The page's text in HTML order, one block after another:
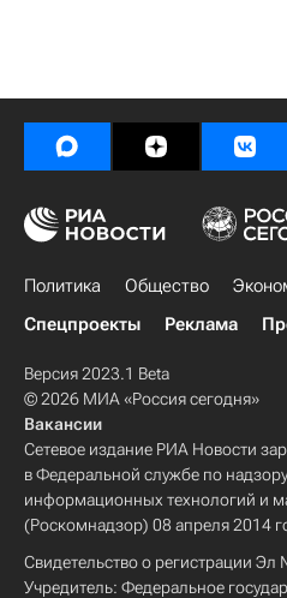
Политика Общество
Спецпроекты
Реклама
Версия 2023.1 Beta
© 2026 МИА «Россия сегодня»
Вакансии
Сетевое издание РИА Новости
в Федеральной службе по
информационных технологий и
(Роскомнадзор) 08 апреля 2014
Свидетельство о регистрации
Учредитель: Федеральное